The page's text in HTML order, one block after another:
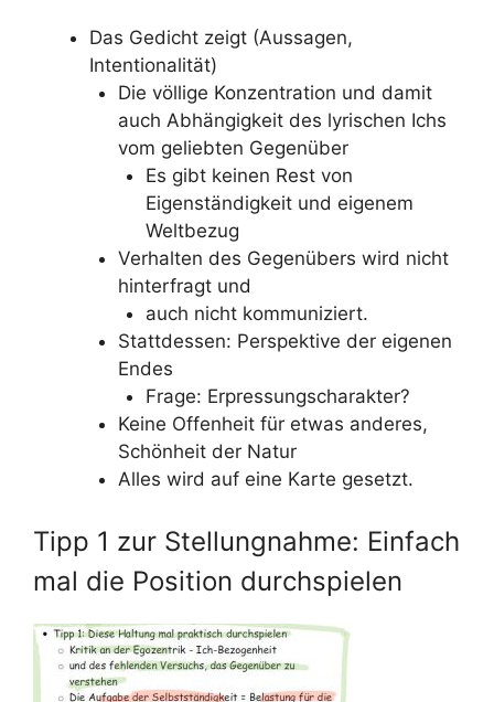
Das Gedicht zeigt (Aussagen,
Intentionalität)
Die völlige Konzentration und damit
auch Abhängigkeit des lyrischen Ichs
vom geliebten Gegenüber
Es gibt keinen Rest von
Eigenständigkeit und eigenem
Weltbezug
Verhalten des Gegenübers wird nicht
hinterfragt und
auch nicht kommuniziert.
Stattdessen: Perspektive der eigenen
Endes
Frage: Erpressungscharakter?
Keine Offenheit für etwas anderes,
Schönheit der Natur
Alles wird auf eine Karte gesetzt.
Tipp 1 zur Stellungnahme: Einfach
mal die Position durchspielen